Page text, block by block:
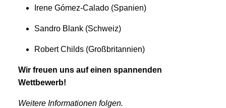
Irene Gómez-Calado (Spanien)
Sandro Blank (Schweiz)
Robert Childs (Großbritannien)
Wir freuen uns auf einen spannenden
Wettbewerb!
Weitere Informationen folgen.